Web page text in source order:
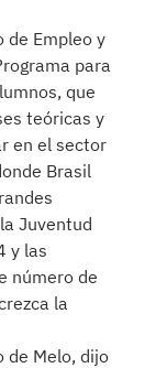
de Empleo y
para
que
teóricas y
en el sector
Brasil
Juventud
y las
número de
la
de Melo, dijo